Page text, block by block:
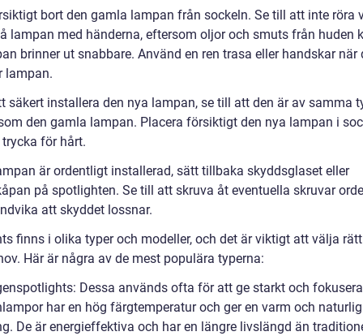
bort den gamla lampan från sockeln. Se till att inte röra
lampan med händerna, eftersom oljor och smuts från huden
brinner ut snabbare. Använd en ren trasa eller handskar när
lampan.
säkert installera den nya lampan, se till att den är av samma
den gamla lampan. Placera försiktigt den nya lampan i
för hårt.
är ordentligt installerad, sätt tillbaka skyddsglaset eller
på spotlighten. Se till att skruva åt eventuella skruvar
att skyddet lossnar.
finns i olika typer och modeller, och det är viktigt att välja
Här är några av de mest populära typerna:
Dessa används ofta för att ge starkt och
har en hög färgtemperatur och ger en varm och naturlig
De är energieffektiva och har en längre livslängd än